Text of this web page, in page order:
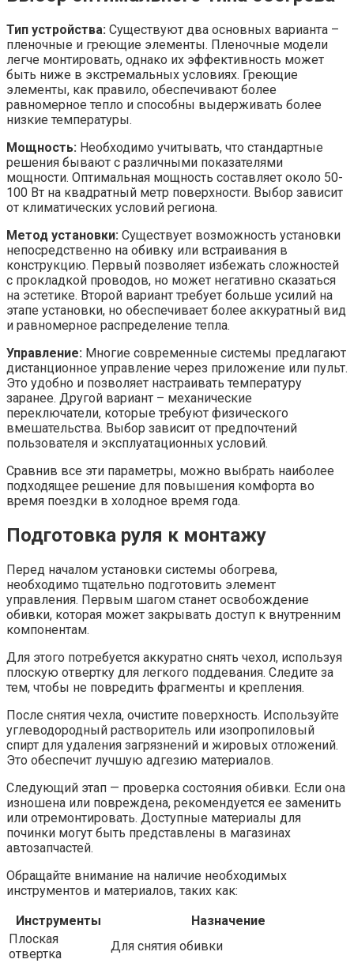
Тип устройства: Существуют два основных варианта –
пленочные и греющие элементы. Пленочные модели
легче монтировать, однако их эффективность может
быть ниже в экстремальных условиях. Греющие
элементы, как правило, обеспечивают более
равномерное тепло и способны выдерживать более
низкие температуры.
Мощность: Необходимо учитывать, что стандартные
решения бывают с различными показателями
мощности. Оптимальная мощность составляет около 50-
100 Вт на квадратный метр поверхности. Выбор зависит
от климатических условий региона.
Метод установки: Существует возможность установки
непосредственно на обивку или встраивания в
конструкцию. Первый позволяет избежать сложностей
с прокладкой проводов, но может негативно сказаться
на эстетике. Второй вариант требует больше усилий на
этапе установки, но обеспечивает более аккуратный вид
и равномерное распределение тепла.
Управление: Многие современные системы предлагают
дистанционное управление через приложение или пульт.
Это удобно и позволяет настраивать температуру
заранее. Другой вариант – механические
переключатели, которые требуют физического
вмешательства. Выбор зависит от предпочтений
пользователя и эксплуатационных условий.
Сравнив все эти параметры, можно выбрать наиболее
подходящее решение для повышения комфорта во
время поездки в холодное время года.
Подготовка руля к монтажу
Перед началом установки системы обогрева,
необходимо тщательно подготовить элемент
управления. Первым шагом станет освобождение
обивки, которая может закрывать доступ к внутренним
компонентам.
Для этого потребуется аккуратно снять чехол, используя
плоскую отвертку для легкого поддевания. Следите за
тем, чтобы не повредить фрагменты и крепления.
После снятия чехла, очистите поверхность. Используйте
углеводородный растворитель или изопропиловый
спирт для удаления загрязнений и жировых отложений.
Это обеспечит лучшую адгезию материалов.
Следующий этап — проверка состояния обивки. Если она
изношена или повреждена, рекомендуется ее заменить
или отремонтировать. Доступные материалы для
починки могут быть представлены в магазинах
автозапчастей.
Обращайте внимание на наличие необходимых
инструментов и материалов, таких как:
Инструменты
Назначение
Плоская
отвертка
Для снятия обивки